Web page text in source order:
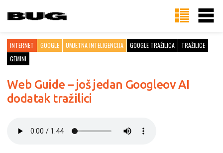
INTERNET GOOGLE UMJETNA INTELIGENCIJA GOOGLE TRAŽILICA
TRAŽILICE
GEMINI
Web Guide – još jedan Googleov AI
dodatak tražilici